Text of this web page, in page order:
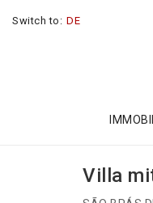
Switch to: DE
Villa